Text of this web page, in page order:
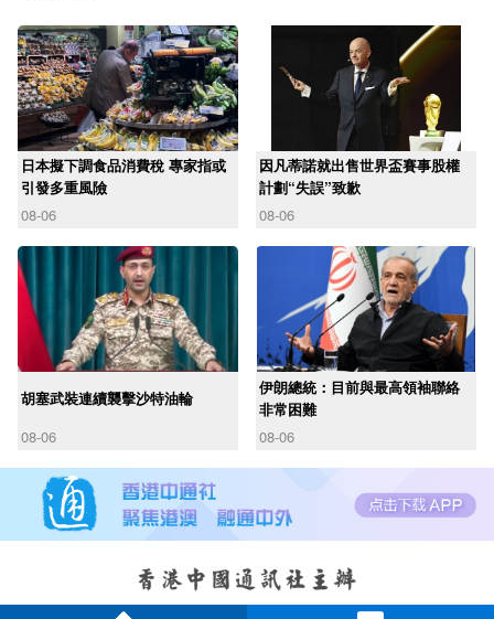
日本擬下調食品消費稅 專家指或
引發多重風險
08-06
因凡蒂諾就出售世界盃賽事股權
計劃“失誤”致歉
08-06
胡塞武裝連續襲擊沙特油輪
08-06
伊朗總統：目前與最高領袖聯絡
非常困難
08-06